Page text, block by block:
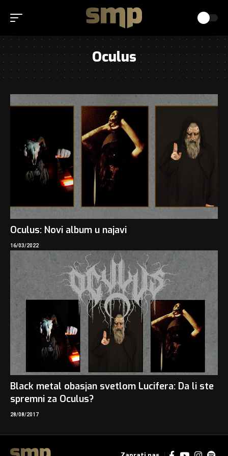
Oculus
Oculus: Novi album u najavi
16/03/2022
Black metal obasjan svetlom Lucifera: Da li ste
spremni za Oculus?
28/08/2017